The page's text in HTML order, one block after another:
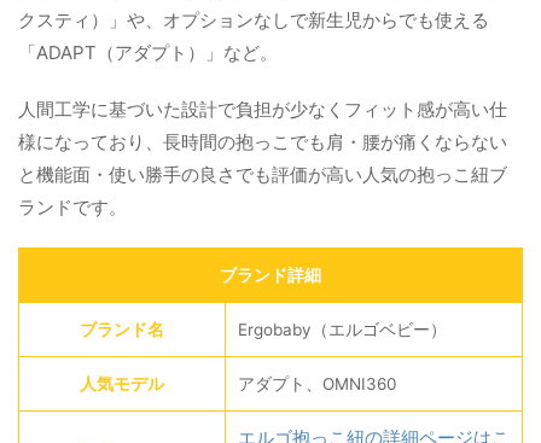
クスティ）」や、オプションなしで新生児からでも使える
「ADAPT（アダプト）」など。
人間工学に基づいた設計で負担が少なくフィット感が高い仕
様になっており、長時間の抱っこでも肩・腰が痛くならない
と機能面・使い勝手の良さでも評価が高い人気の抱っこ紐ブ
ランドです。
ブランド詳細
ブランド名 Ergobaby（エルゴベビー）
人気モデル アダプト、OMNI360
エルゴ抱っこ紐の詳細ページはこ